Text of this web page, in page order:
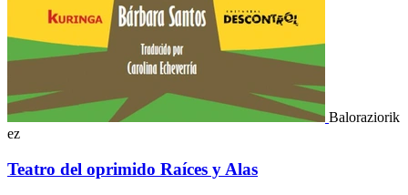
Baloraziorik
ez
Teatro del oprimido Raíces y Alas